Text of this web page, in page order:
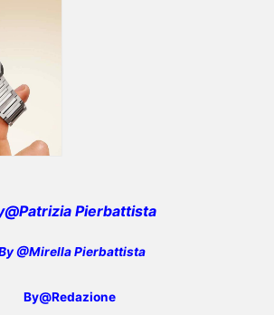
Pierbattista
@Mirella Pierbattista
By@Redazione